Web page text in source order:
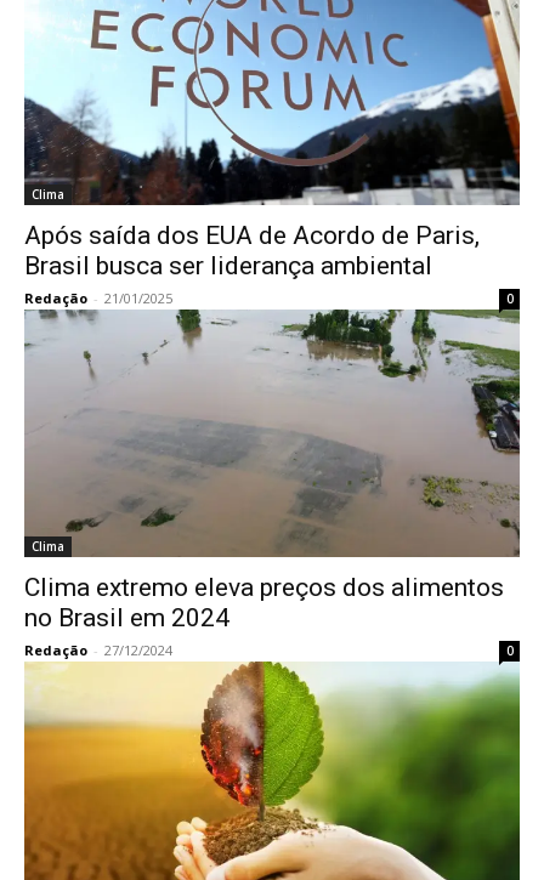
Clima
Após saída dos EUA de Acordo de Paris,
Brasil busca ser liderança ambiental
Redação - 21/01/2025 0
Clima
Clima extremo eleva preços dos alimentos
no Brasil em 2024
Redação - 27/12/2024 0